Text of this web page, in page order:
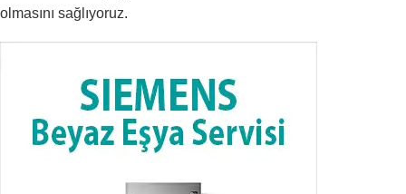
olmasını sağlıyoruz.